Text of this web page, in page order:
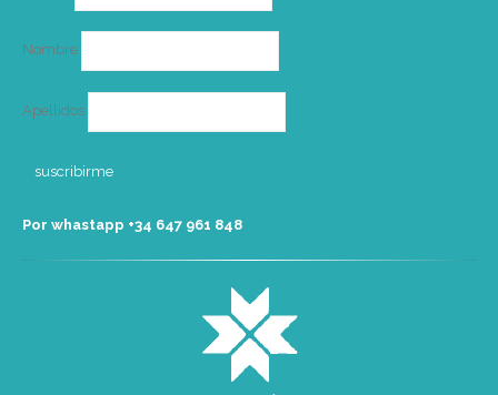
Nombre
Apellidos
Por whastapp +34 ‭647 961 848‬